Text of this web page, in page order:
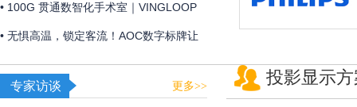
频带宽
ENC助您实现画质同步
• 100G 贯通数智化手术室｜VINGLOOP
构建 OR over IP 网络底座
• 无惧高温，锁定客流！AOC数字标牌让
夏日线下经济突破“屏”障！
专家访谈 更多>> 投影显示